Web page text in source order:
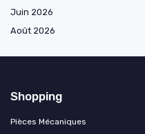
Juin 2026
Août 2026
Shopping
Pièces Mécaniques